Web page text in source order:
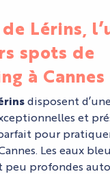
Lérins,
spots de
à Cannes
disposent
et
pour
Les eaux
peu profondes